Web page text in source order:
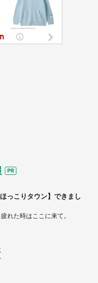
っこりタウン】できまし
れた時はここに来て。